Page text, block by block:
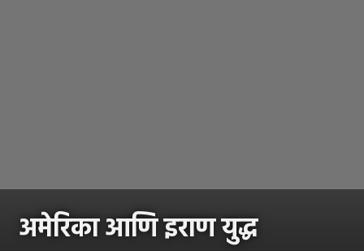
अमेरिका आणि इराण युद्ध